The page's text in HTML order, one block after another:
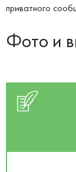
приватного
Фото и